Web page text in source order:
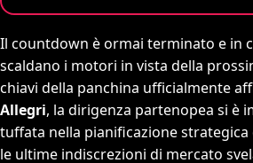
Il countdown è ormai terminato e in
scaldano i motori in vista della
chiavi della panchina ufficialmente
Allegri, la dirigenza partenopea si è
tuffata nella pianificazione strategica
le ultime indiscrezioni di mercato